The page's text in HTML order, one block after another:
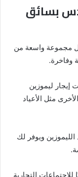
بسائق
مجموعة واسعة من
وفاخرة.
إيجار ليموزين
مثل الأعياد
ويوفر لك
التجارية